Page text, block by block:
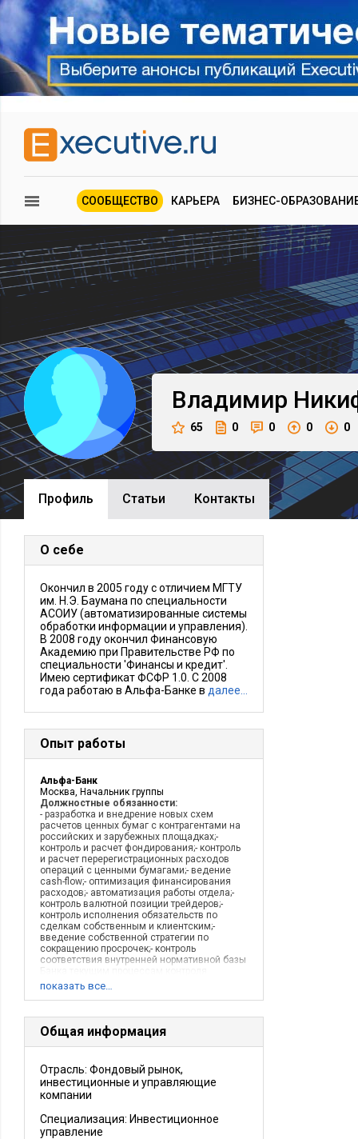
СООБЩЕСТВО КАРЬЕРА БИЗНЕС-
Владимир
65 0 0 0 0
Профиль Cтатьи Контакты
О себе
Окончил в 2005 году с отличием МГТУ
им. Н.Э. Баумана по специальности
АСОИУ (автоматизированные системы
обработки информации и управления).
В 2008 году окончил Финансовую
Академию при Правительстве РФ по
специальности 'Финансы и кредит'.
Имею сертификат ФСФР 1.0. С 2008
года работаю в Альфа-Банке в далее…
Опыт работы
Альфа-Банк
Москва, Начальник группы
Должностные обязанности:
- разработка и внедрение новых схем
расчетов ценных бумаг с контрагентами на
российских и зарубежных площадках;-
контроль и расчет фондирования;- контроль
и расчет перерегистрационных расходов
операций с ценными бумагами;- ведение
cash-flow;- оптимизация финансирования
расходов;- автоматизация работы отдела;-
контроль валютной позиции трейдеров;-
контроль исполнения обязательств по
сделкам собственным и клиентским;-
введение собственной стратегии по
сокращению просрочек;- контроль
соответствия внутренней нормативной базы
расчетов;- взаимодействие с различными
Описание деятельности компании:
Инвестиционный банк. Операции с ценными
бумагами на российских и зарубежных
рынках.
показать все…
Общая информация
Отрасль: Фондовый рынок,
инвестиционные и управляющие
компании
Специализация: Инвестиционное
управление